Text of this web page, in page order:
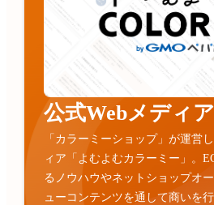
公式Webメディア
「カラーミーショップ」が運営
ィア「よむよむカラーミー」。
るノウハウやネットショップオ
ューコンテンツを通して商いを